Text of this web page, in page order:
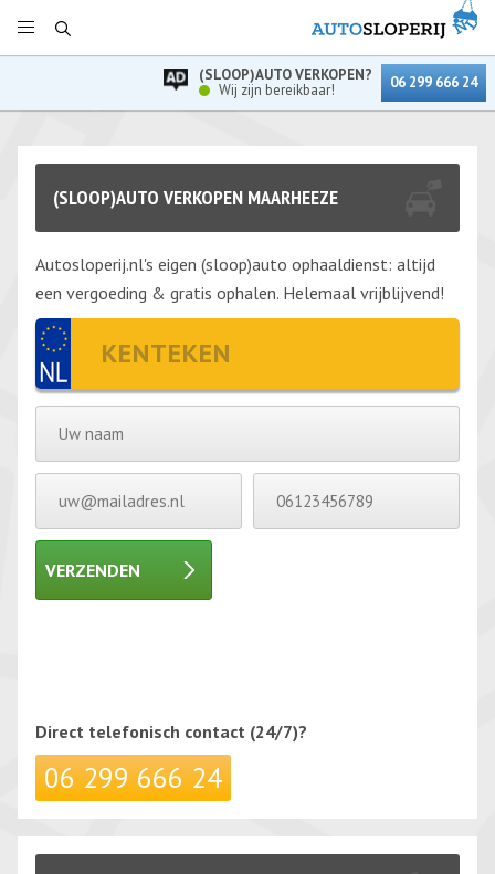
(SLOOP)AUTO VERKOPEN?
Wij zijn bereikbaar!
06 299 666 24
(SLOOP)AUTO VERKOPEN MAARHEEZE
Autosloperij.nl's eigen (sloop)auto ophaaldienst: altijd
een vergoeding & gratis ophalen. Helemaal vrijblijvend!
VERZENDEN
Direct telefonisch contact (24/7)?
06 299 666 24